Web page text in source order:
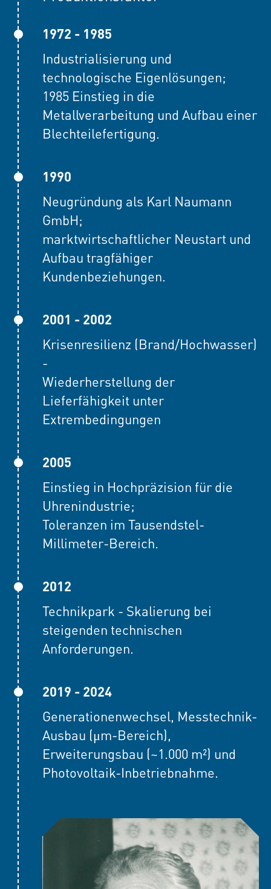
1972 - 1985
Industrialisierung und
technologische Eigenlösungen;
1985 Einstieg in die
Metallverarbeitung und Aufbau einer
Blechteilefertigung.
1990
Neugründung als Karl Naumann
GmbH;
marktwirtschaftlicher Neustart und
Aufbau tragfähiger
Kundenbeziehungen.
2001 - 2002
Krisenresilienz (Brand/Hochwasser)
-
Wiederherstellung der
Lieferfähigkeit unter
Extrembedingungen
2005
Einstieg in Hochpräzision für die
Uhrenindustrie;
Toleranzen im Tausendstel-
Millimeter-Bereich.
2012
Technikpark - Skalierung bei
steigenden technischen
Anforderungen.
2019 - 2024
Generationenwechsel, Messtechnik-
Ausbau (μm-Bereich),
Erweiterungsbau (~1.000 m²) und
Photovoltaik-Inbetriebnahme.